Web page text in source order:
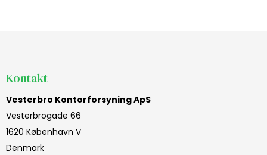
Kontakt
Vesterbro Kontorforsyning ApS
Vesterbrogade 66
1620 København V
Denmark